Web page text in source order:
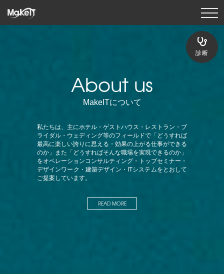
診断
About us
MakeITについて
私たちは、主にホテル・ゲストハウス・レストラン・ブ
ライダル・ウェディング等のフィールドで「どうすれば
最高に楽しい誇りに思える・効果の上がる仕事ができる
のか」また「どうすればそんな職場を実現できるのか」
をオペレーションコンサルティング・トップセミナー・
デザインワーク・建築デザイン・ITシステムをとおして
ご提案しています。
READ MORE